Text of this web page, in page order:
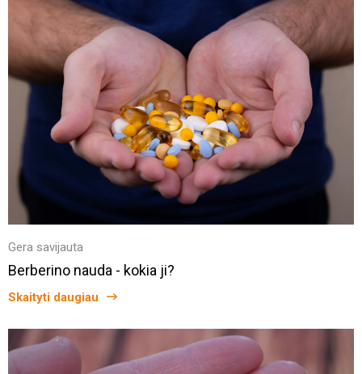
Gera savijauta
Berberino nauda - kokia ji?
Skaityti daugiau